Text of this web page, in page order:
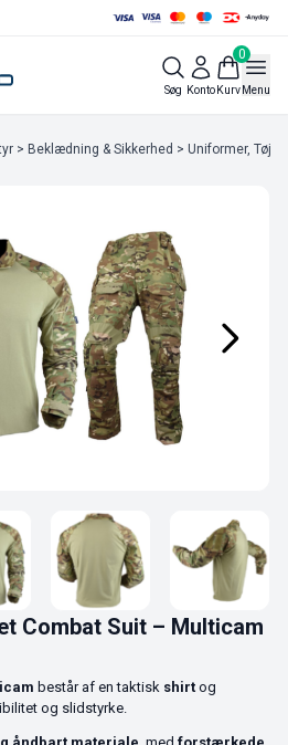
Søg Konto
0
KurvMenu
> Beklædning & Sikkerhed > Uniformer, Tøj &
Combat Suit – Multicam
består af en taktisk shirt og
og slidstyrke.